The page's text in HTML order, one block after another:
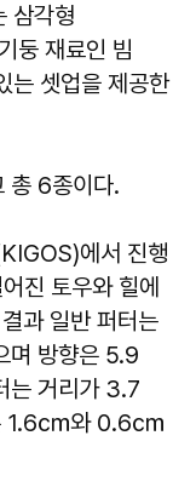
삼각형
둥 재료인 빔
는 셋업을 제공한
총 6종이다.
에서 진행
진 토우와 힐에
과 일반 퍼터는
방향은 5.9
거리가 3.7
1.6㎝와 0.6㎝